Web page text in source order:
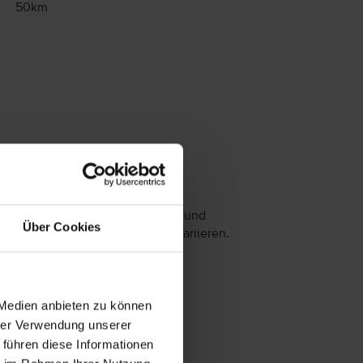
Über Cookies
anbieten zu können
Verwendung unserer
diese Informationen
50km
Essen & Trinken
Angebot an Restaurants, Bars und
kann saisonal variieren.
Verpflegungsarten: